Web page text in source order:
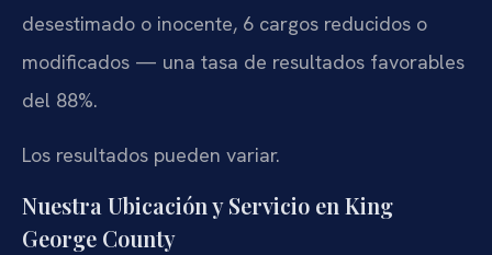
desestimado o inocente, 6 cargos reducidos o
modificados — una tasa de resultados favorables
del 88%.
Los resultados pueden variar.
Nuestra Ubicación y Servicio en King
George County